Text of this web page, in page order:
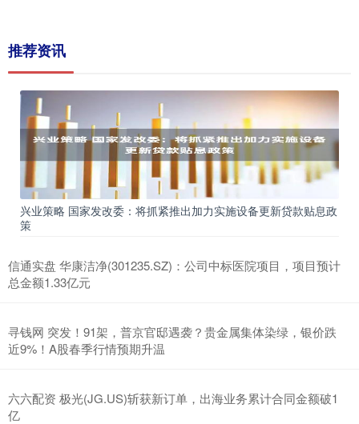
推荐资讯
兴业策略 国家发改委：将抓紧推出加力实施设备更新贷款贴息政
策
信通实盘 华康洁净(301235.SZ)：公司中标医院项目，项目预计
总金额1.33亿元
寻钱网 突发！91架，普京官邸遇袭？贵金属集体染绿，银价跌
近9%！A股春季行情预期升温
六六配资 极光(JG.US)斩获新订单，出海业务累计合同金额破1
亿